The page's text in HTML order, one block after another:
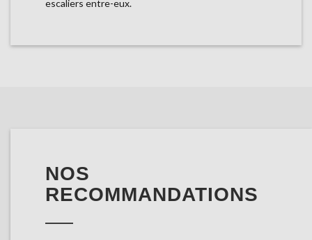
escaliers entre-eux.
NOS
RECOMMANDATIONS